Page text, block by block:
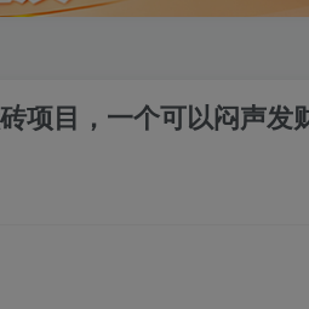
项目，一个可以闷声